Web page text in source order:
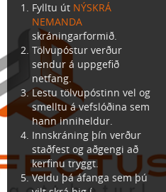
Fylltu út NÝSKRÁ
NEMANDA
skráningarformið.
Tölvupóstur verður
sendur á uppgefið
netfang.
Lestu tölvupóstinn vel og
smelltu á vefslóðina sem
hann inniheldur.
Innskráning þín verður
staðfest og aðgengi að
kerfinu tryggt.
Veldu þá áfanga sem þú